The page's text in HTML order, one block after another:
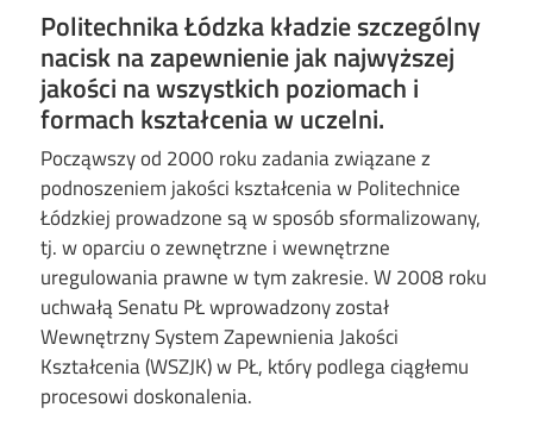
Politechnika Łódzka kładzie szczególny
nacisk na zapewnienie jak najwyższej
jakości na wszystkich poziomach i
formach kształcenia w uczelni.
Począwszy od 2000 roku zadania związane z
podnoszeniem jakości kształcenia w Politechnice
Łódzkiej prowadzone są w sposób sformalizowany,
tj. w oparciu o zewnętrzne i wewnętrzne
uregulowania prawne w tym zakresie. W 2008 roku
uchwałą Senatu PŁ wprowadzony został
Wewnętrzny System Zapewnienia Jakości
Kształcenia (WSZJK) w PŁ, który podlega ciągłemu
procesowi doskonalenia.